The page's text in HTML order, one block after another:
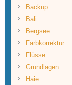
Backup
Bali
Bergsee
Farbkorrektur
Flüsse
Grundlagen
Haie